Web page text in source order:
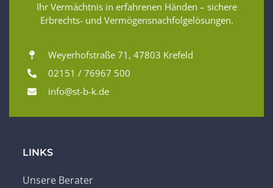
Ihr Vermächtnis in erfahrenen Händen – sichere
Erbrechts- und Vermögensnachfolgelösungen.
Weyerhofstraße 71, 47803 Krefeld
02151 / 76967 500
info@st-b-k.de
LINKS
Unsere Berater